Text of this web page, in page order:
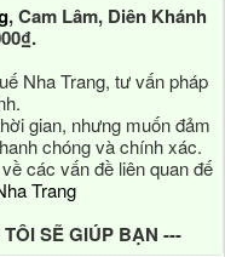
, Cam Lâm, Diên Khánh
Nha Trang, tư vấn pháp
gian, nhưng muốn đảm
chóng và chính xác.
các vấn đề liên quan đế
Trang
SẼ GIÚP BẠN ---